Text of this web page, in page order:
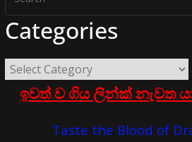
Categories
ඉවත් ව ගිය ලින්ක් නැවත
Taste the Blood of